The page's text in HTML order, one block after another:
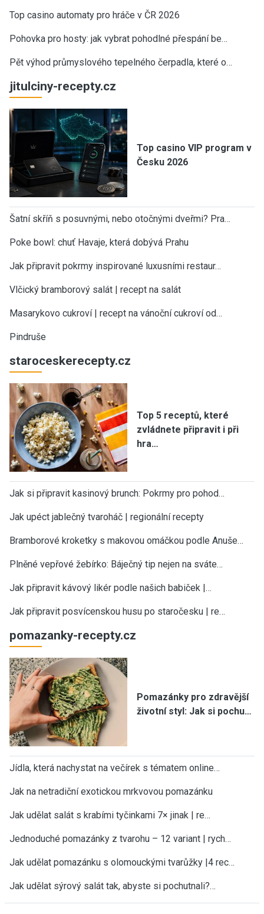
Top casino automaty pro hráče v ČR 2026
Pohovka pro hosty: jak vybrat pohodlné přespání be…
Pět výhod průmyslového tepelného čerpadla, které o…
jitulciny-recepty.cz
Top casino VIP program v
Česku 2026
Šatní skříň s posuvnými, nebo otočnými dveřmi? Pra…
Poke bowl: chuť Havaje, která dobývá Prahu
Jak připravit pokrmy inspirované luxusními restaur…
Vlčický bramborový salát | recept na salát
Masarykovo cukroví | recept na vánoční cukroví od…
Pindruše
staroceskerecepty.cz
Top 5 receptů, které
zvládnete připravit i při
hra…
Jak si připravit kasinový brunch: Pokrmy pro pohod…
Jak upéct jablečný tvaroháč | regionální recepty
Bramborové kroketky s makovou omáčkou podle Anuše…
Plněné vepřové žebírko: Báječný tip nejen na sváte…
Jak připravit kávový likér podle našich babiček |…
Jak připravit posvícenskou husu po staročesku | re…
pomazanky-recepty.cz
Pomazánky pro zdravější
životní styl: Jak si pochu…
Jídla, která nachystat na večírek s tématem online…
Jak na netradiční exotickou mrkvovou pomazánku
Jak udělat salát s krabími tyčinkami 7× jinak | re…
Jednoduché pomazánky z tvarohu – 12 variant | rych…
Jak udělat pomazánku s olomouckými tvarůžky |4 rec…
Jak udělat sýrový salát tak, abyste si pochutnali?…